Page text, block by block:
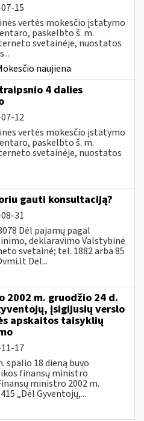
15
vertės mokesčio įstatymo
paskelbto š. m.
svetainėje, nuostatos
naujiena
4 dalies
12
vertės mokesčio įstatymo
paskelbto š. m.
svetainėje, nuostatos
gauti konsultaciją?
31
Dėl pajamų pagal
deklaravimo Valstybinė
svetainė; tel. 1882 arba 85
Dėl...
2002 m. gruodžio 24 d.
įsigijusių verslo
apskaitos taisyklių
17
spalio 18 dieną buvo
finansų ministro
ministro 2002 m.
„Dėl Gyventojų,...